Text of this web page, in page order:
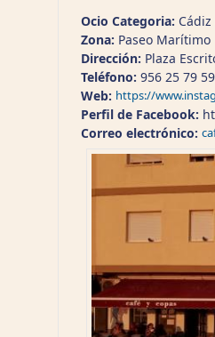
Ocio Categoria:
Zona: Paseo Marítimo
Dirección: Plaza
Teléfono: 956 25 79 59
Web: https://
Perfil de Facebook:
Correo electrónico: